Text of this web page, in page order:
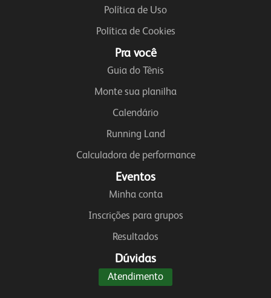
Política de Uso
Política de Cookies
Pra você
Guia do Tênis
Monte sua planilha
Calendário
Running Land
Calculadora de performance
Eventos
Minha conta
Inscrições para grupos
Resultados
Dúvidas
Atendimento